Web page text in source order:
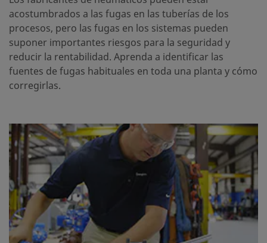
acostumbrados a las fugas en las tuberías de los
procesos, pero las fugas en los sistemas pueden
suponer importantes riesgos para la seguridad y
reducir la rentabilidad. Aprenda a identificar las
fuentes de fugas habituales en toda una planta y cómo
corregirlas.